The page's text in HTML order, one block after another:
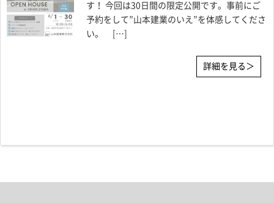
す！ 今回は30日間の限定公開です。事前にご
予約をして”山本建業のいえ”を体感してくださ
い。 […]
詳細を見る＞